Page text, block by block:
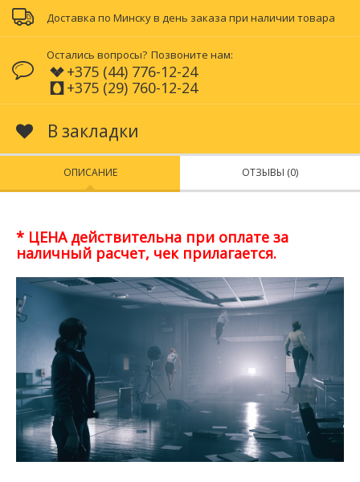
Доставка по Минску в день заказа при наличии товара
Остались вопросы? Позвоните нам:
+375 (44) 776-12-24
+375 (29) 760-12-24
В закладки
ОПИСАНИЕ ОТЗЫВЫ (0)
* ЦЕНА действительна при оплате за
наличный расчет, чек прилагается.